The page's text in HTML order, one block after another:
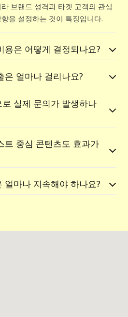
브랜드 성격과 타겟 고객의 관심
을 설정하는 것이 특징입니다.
용은 어떻게 결정되나요?
은 얼마나 걸리나요?
실제 문의가 발생하나
트 중심 콘텐츠도 효과가
얼마나 지속해야 하나요?